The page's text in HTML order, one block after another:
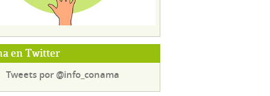
en Twitter
Tweets por @info_conama